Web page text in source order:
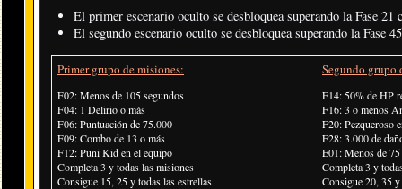
El primer escenario oculto se desbloquea superando la Fase
El segundo escenario oculto se desbloquea superando la Fase
Primer grupo de misiones:
F02: Menos de 105 segundos
F04: 1 Delirio o más
F06: Puntuación de 75.000
F09: Combo de 13 o más
F12: Puni Kid en el equipo
Completa 3 y todas las misiones
Consigue 15, 25 y todas las estrellas
Segundo grupo
F14: 50% de HP
F16: 3 o menos
F20: Pezqueroso
F28: 3.000 de
E01: Menos de
Completa 3 y
Consigue 20, 35